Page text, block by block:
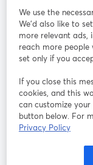
参加する
ライ
ンセ
ミナ
ー
Instagram
新し
We use the
We'd also like to
more relevant ads,
reach more people
set only if you
If you close this
cookies, and this
can customize
button below. For
Privacy Policy